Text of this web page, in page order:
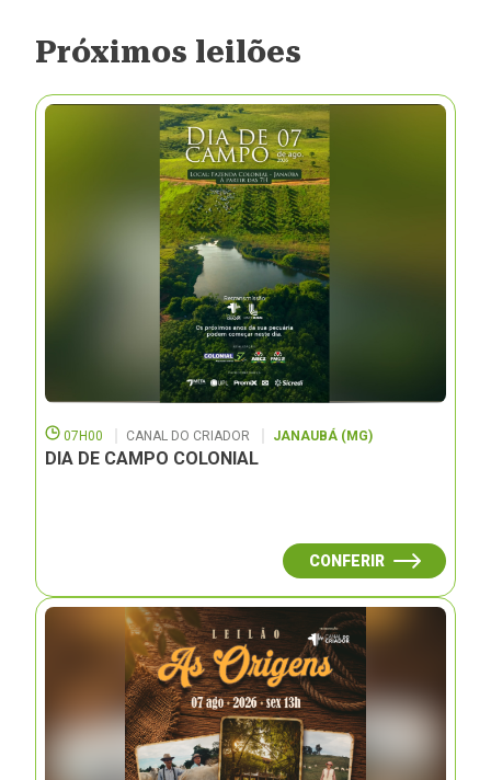
Próximos leilões
07H00 CANAL DO CRIADOR JANAUBÁ (MG)
DIA DE CAMPO COLONIAL
CONFERIR